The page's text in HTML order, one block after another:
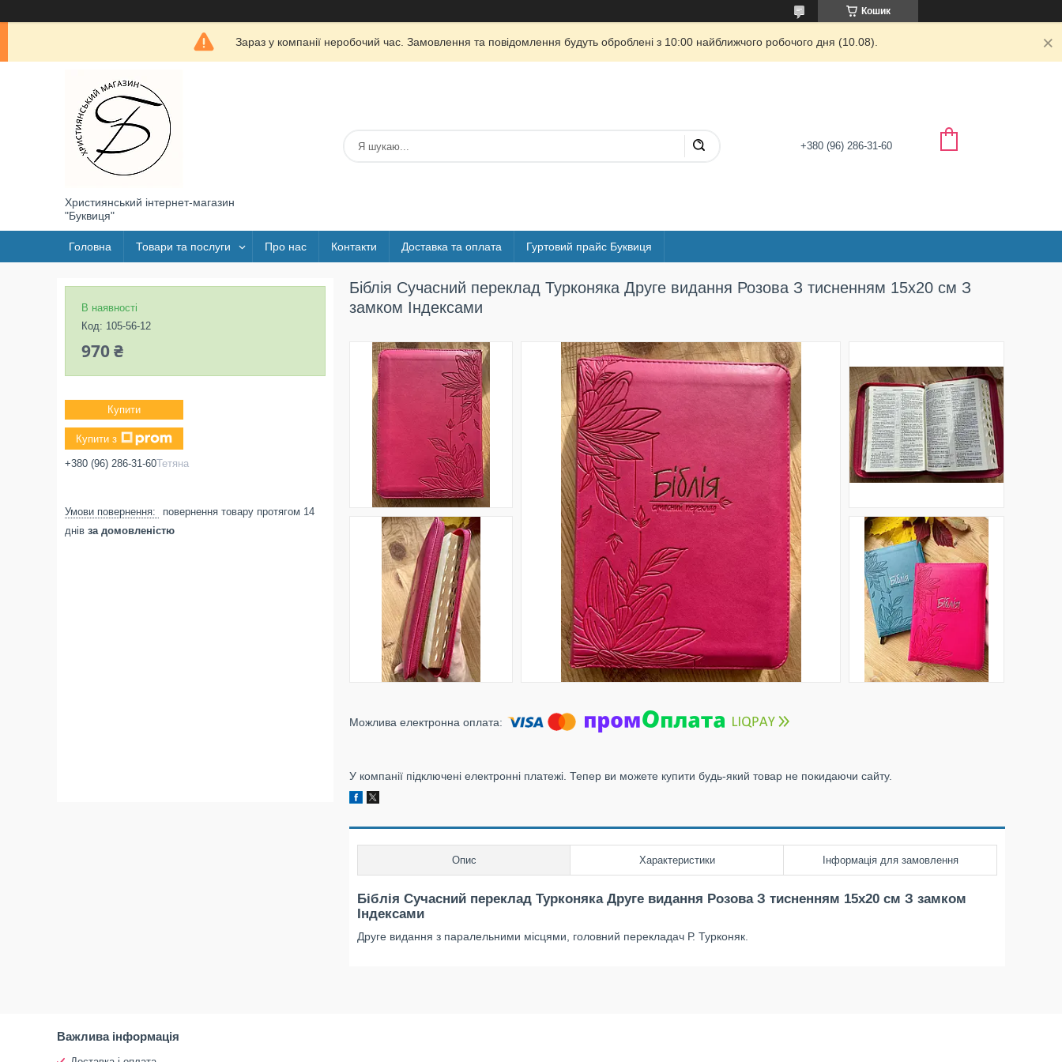
Кошик
Зараз у компанії неробочий час. Замовлення та повідомлення будуть оброблені з 10:00 найближчого робочого дня (10.08).
Християнський інтернет-магазин
"Буквиця"
+380 (96) 286-31-60
Головна Товари та послуги Про нас Контакти Доставка та оплата Гуртовий прайс Буквиця
Біблія Сучасний переклад Турконяка Друге видання Розова З тисненням 15х20 см З
замком Індексами
У компанії підключені електронні платежі. Тепер ви можете купити будь-який товар не покидаючи сайту.
Опис Характеристики Інформація для замовлення
Біблія Сучасний переклад Турконяка Друге видання Розова З тисненням 15х20 см З замком
Індексами
Друге видання з паралельними місцями, головний перекладач Р. Турконяк.
В наявності
Код: 105-56-12
970 ₴
Купити
Купити з
+380 (96) 286-31-60Тетяна
повернення товару протягом 14
днів за домовленістю
Важлива інформація